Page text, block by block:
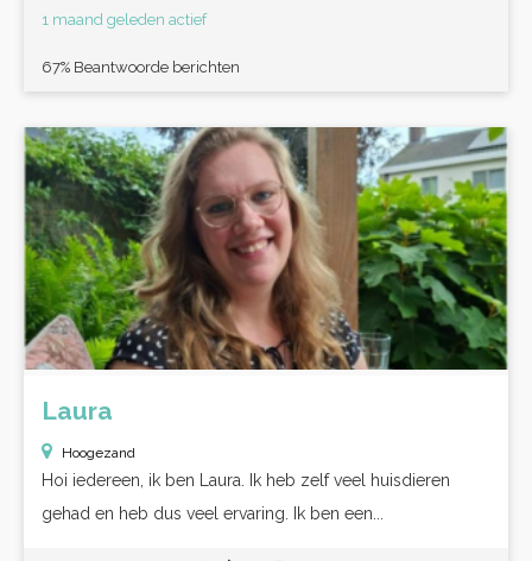
1 maand geleden actief
67% Beantwoorde berichten
Laura
Hoogezand
Hoi iedereen, ik ben Laura. Ik heb zelf veel huisdieren
gehad en heb dus veel ervaring. Ik ben een...